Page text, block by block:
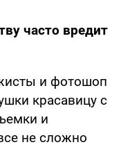
часто вредит
и фотошоп
красавицу с
и
не сложно